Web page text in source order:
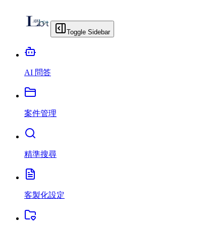
Toggle Sidebar
AI 問答
案件管理
精準搜尋
客製化設定